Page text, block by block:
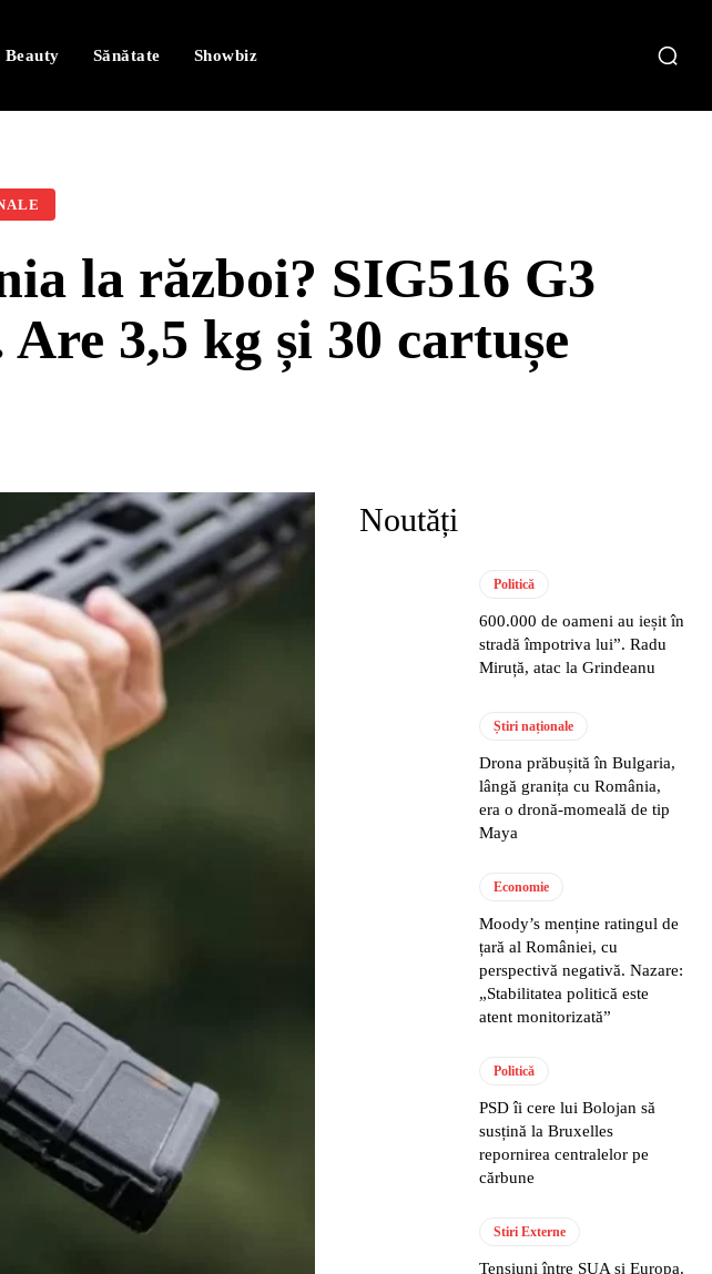
Beauty Sănătate Showbiz
la război? SIG516 G3
3,5 kg și 30 cartușe
Noutăți
Politică
600.000 de oameni au ieșit în
stradă împotriva lui”. Radu
Miruță, atac la Grindeanu
Știri naționale
Drona prăbușită în Bulgaria,
lângă granița cu România,
era o dronă-momeală de tip
Maya
Economie
Moody’s menține ratingul de
țară al României, cu
perspectivă negativă. Nazare:
„Stabilitatea politică este
atent monitorizată”
Politică
PSD îi cere lui Bolojan să
susțină la Bruxelles
repornirea centralelor pe
cărbune
Stiri Externe
Tensiuni între SUA și Europa.